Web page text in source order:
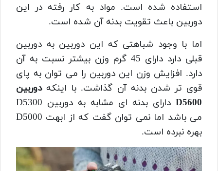
استفاده شده است. مواد به کار رفته در این
دوربین باعث تقویت بدنه آن شده است.
اما با وجود شباهتی که این دوربین به دوربین
قبلی دارد دارای 45 گرم وزن بیشتر نسبت به آن
دارد. افزایش وزن این دوربین را می توان به پای
قوی تر شدن بدنه آن گذاشت. با اینکهدوربین
D5600
دارای بدنه ای مشابه به دوربین D5300
می باشد اما نمی توان گفت که از ابهت D5000
بهره نبرده است.